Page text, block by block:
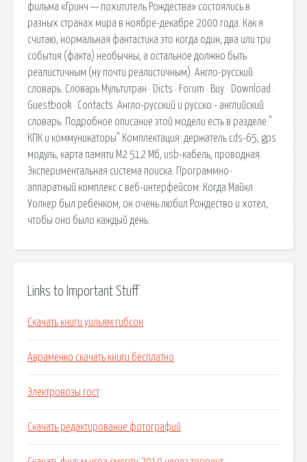
фильма «Гринч — похититель Рождества» состоялись в
разных странах мира в ноябре-декабре 2000 года. Как я
считаю, нормальная фантастика это когда один, два или три
события (факта) необычны, а остальное должно быть
реалистичным (ну почти реалистичным). Англо-русский
словарь. Словарь Мультитран · Dicts · Forum · Buy · Download ·
Guestbook · Contacts. Англо-русский и русско - английский
словарь. Подробное описание этой модели есть в разделе "
КПК и коммуникаторы" Комплектация: держатель cds-65, gps
модуль, карта памяти М2 512 Мб, usb-кабель, проводная.
Экспериментальная система поиска. Программно-
аппаратный комплекс с веб-интерфейсом. Когда Майкл
Уолкер был ребенком, он очень любил Рождество и хотел,
чтобы оно было каждый день.
Links to Important Stuff
Скачать книги уильям гибсон
Авраменко скачать книги бесплатно
Электровозы гост
Скачать редактирование фотографий